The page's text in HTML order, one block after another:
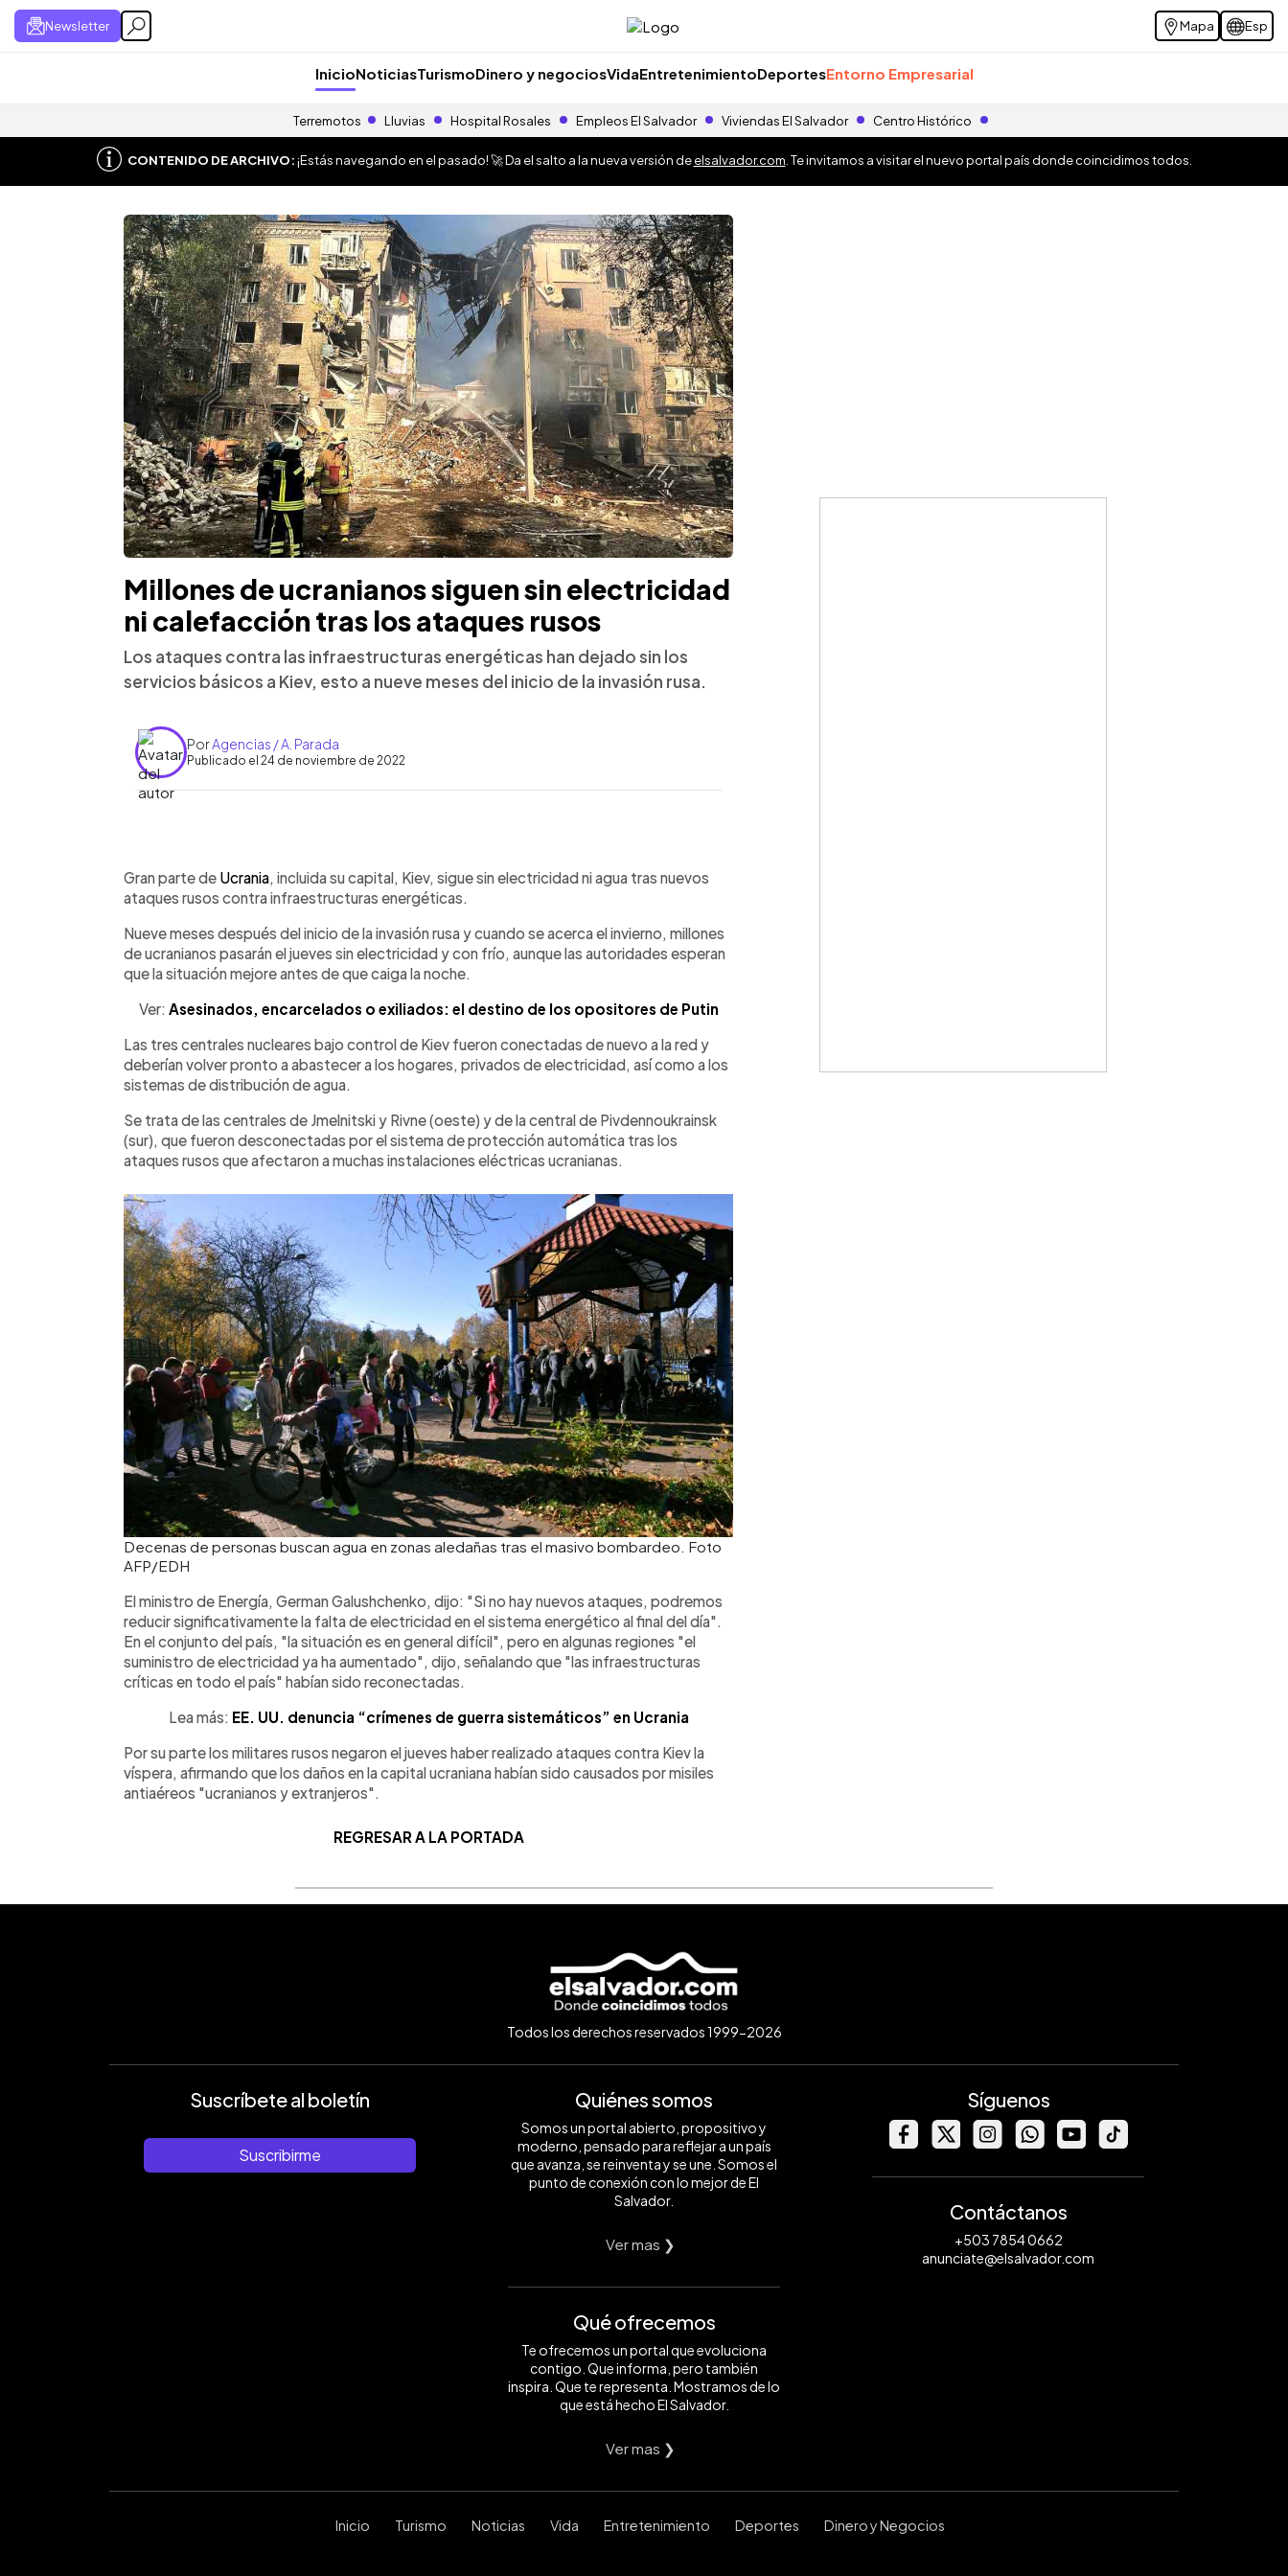
Newsletter Mapa Esp
InicioNoticiasTurismoDinero y negociosVidaEntretenimientoDeportesEntorno Empresarial
Terremotos Lluvias Hospital Rosales Empleos El Salvador Viviendas El Salvador Centro Histórico
CONTENIDO DE ARCHIVO:¡Estás navegando en el pasado! 🚀 Da el salto a la nueva versión deelsalvador.com . Te invitamos a visitar el nuevo portal país donde coincidimos todos.
Millones de ucranianos siguen sin electricidad
ni calefacción tras los ataques rusos
Los ataques contra las infraestructuras energéticas han dejado sin los
servicios básicos a Kiev, esto a nueve meses del inicio de la invasión rusa.
PorAgencias / A. Parada
Publicado el 24 de noviembre de 2022
► Escuchar artículo
Gran parte de Ucrania , incluida su capital, Kiev, sigue sin electricidad ni agua tras nuevos
ataques rusos contra infraestructuras energéticas.
Nueve meses después del inicio de la invasión rusa y cuando se acerca el invierno, millones
de ucranianos pasarán el jueves sin electricidad y con frío, aunque las autoridades esperan
que la situación mejore antes de que caiga la noche.
Ver: Asesinados, encarcelados o exiliados: el destino de los opositores de Putin
Las tres centrales nucleares bajo control de Kiev fueron conectadas de nuevo a la red y
deberían volver pronto a abastecer a los hogares, privados de electricidad, así como a los
sistemas de distribución de agua.
Se trata de las centrales de Jmelnitski y Rivne (oeste) y de la central de Pivdennoukrainsk
(sur), que fueron desconectadas por el sistema de protección automática tras los
ataques rusos que afectaron a muchas instalaciones eléctricas ucranianas.
Decenas de personas buscan agua en zonas aledañas tras el masivo bombardeo. Foto
AFP/EDH
El ministro de Energía, German Galushchenko, dijo: "Si no hay nuevos ataques, podremos
reducir significativamente la falta de electricidad en el sistema energético al final del día".
En el conjunto del país, "la situación es en general difícil", pero en algunas regiones "el
suministro de electricidad ya ha aumentado", dijo, señalando que "las infraestructuras
críticas en todo el país" habían sido reconectadas.
Lea más: EE. UU. denuncia “crímenes de guerra sistemáticos” en Ucrania
Por su parte los militares rusos negaron el jueves haber realizado ataques contra Kiev la
víspera, afirmando que los daños en la capital ucraniana habían sido causados por misiles
antiaéreos "ucranianos y extranjeros".
REGRESAR A LA PORTADA
Todos los derechos reservados 1999-2026
Suscríbete al boletín
Suscribirme
Quiénes somos
Somos un portal abierto, propositivo y
moderno, pensado para reflejar a un país
que avanza, se reinventa y se une. Somos el
punto de conexión con lo mejor de El
Salvador.
Ver mas ❯
Qué ofrecemos
Te ofrecemos un portal que evoluciona
contigo. Que informa, pero también
inspira. Que te representa. Mostramos de lo
que está hecho El Salvador.
Ver mas ❯
Síguenos
Contáctanos
+503 7854 0662
anunciate@elsalvador.com
Inicio Turismo Noticias Vida Entretenimiento Deportes Dinero y Negocios